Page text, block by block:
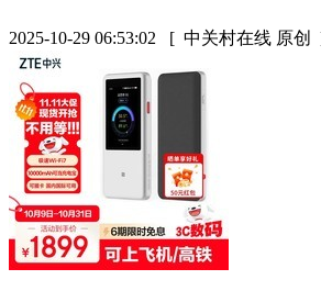
2025-10-29 06:53:02 [ 中关村在线 原创